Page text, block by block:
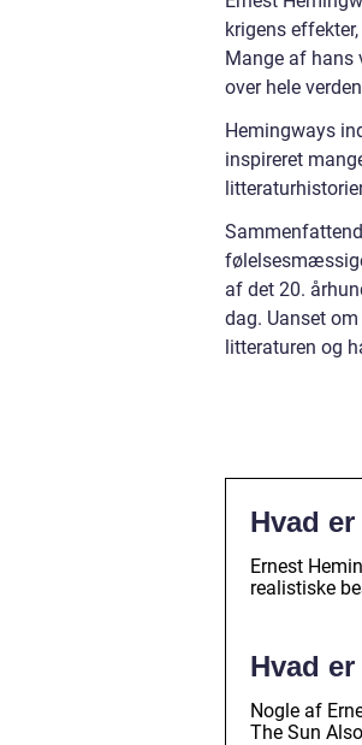
krigens
Mange af hans
over hele
Hemingways
inspireret
af det 20.
dag. Uanset
litteraturen og
Hvad
Ernest
realistiske
Hvad
Nogle af
The Sun